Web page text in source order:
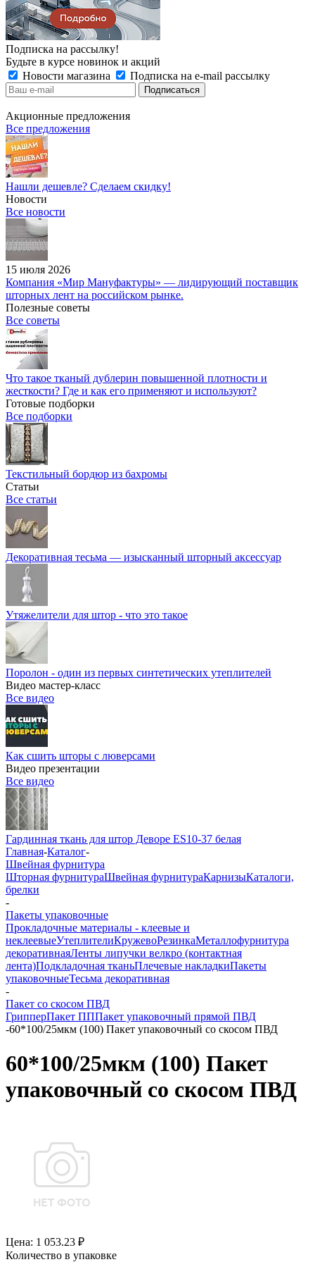
Подписка на рассылку!
Будьте в курсе новинок и акций
Новости магазина
Подписка на e-mail рассылку
Акционные предложения
Все предложения
Нашли дешевле? Сделаем скидку!
Новости
Все новости
15 июля 2026
Компания «Мир Мануфактуры» — лидирующий поставщик
шторных лент на российском рынке.
Полезные советы
Все советы
Что такое тканый дублерин повышенной плотности и
жесткости? Где и как его применяют и используют?
Готовые подборки
Все подборки
Текстильный бордюр из бахромы
Статьи
Все статьи
Декоративная тесьма — изысканный шторный аксессуар
Утяжелители для штор - что это такое
Поролон - один из первых синтетических утеплителей
Видео мастер-класс
Все видео
Как сшить шторы с люверсами
Видео презентации
Все видео
Гардинная ткань для штор Деворе ES10-37 белая
Главная-Каталог-
Швейная фурнитура
Шторная фурнитураШвейная фурнитураКарнизыКаталоги,
брелки
-
Пакеты упаковочные
Прокладочные материалы - клеевые и
неклеевыеУтеплителиКружевоРезинкаМеталлофурнитура
декоративнаяЛенты липучки велкро (контактная
лента)Подкладочная тканьПлечевые накладкиПакеты
упаковочныеТесьма декоративная
-
Пакет со скосом ПВД
ГрипперПакет ПППакет упаковочный прямой ПВД
-60*100/25мкм (100) Пакет упаковочный со скосом ПВД
60*100/25мкм (100) Пакет
упаковочный со скосом ПВД
Цена: 1 053.23 ₽
Количество в упаковке